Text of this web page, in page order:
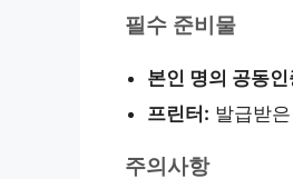
필수 준비물
본인 명의 공동
프린터: 발급받
주의사항